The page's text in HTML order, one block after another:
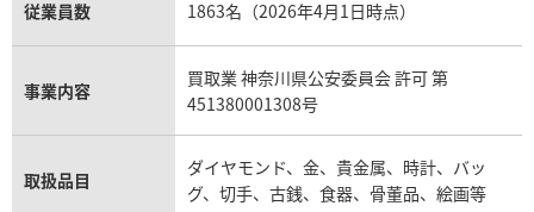
従業員数 1863名（2026年4月1日時点）
事業内容
買取業 神奈川県公安委員会 許可 第
451380001308号
取扱品目
ダイヤモンド、金、貴金属、時計、バッ
グ、切手、古銭、食器、骨董品、絵画等